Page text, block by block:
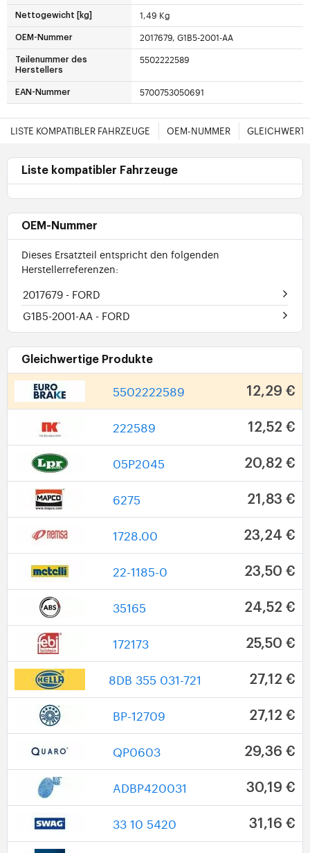
Nettogewicht [kg] 1,49 Kg
OEM-Nummer 2017679, G1B5-2001-AA
Teilenummer des
Herstellers
5502222589
EAN-Nummer 5700753050691
LISTE KOMPATIBLER FAHRZEUGE OEM-NUMMER
Liste kompatibler Fahrzeuge
OEM-Nummer
Dieses Ersatzteil entspricht den folgenden
Herstellerreferenzen:
2017679 - FORD
G1B5-2001-AA - FORD
Gleichwertige Produkte
5502222589 12,29 €
222589 12,52 €
05P2045 20,82 €
6275 21,83 €
1728.00 23,24 €
22-1185-0 23,50 €
35165 24,52 €
172173 25,50 €
8DB 355 031-721 27,12 €
BP-12709 27,12 €
QP0603 29,36 €
ADBP420031 30,19 €
33 10 5420 31,16 €